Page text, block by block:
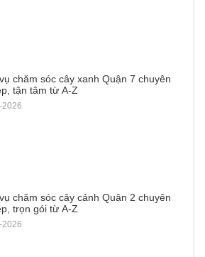
chăm sóc cây xanh Quận 7 chuyên
tận tâm từ A-Z
2026
chăm sóc cây cảnh Quận 2 chuyên
trọn gói từ A-Z
2026